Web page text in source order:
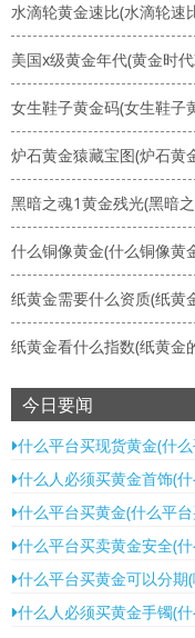
水滴轮黄金速比(水滴轮速
美国x级黄金年代(黄金时
女生鞋子黄金码(女生鞋子
炉石黄金猿藏宝图(炉石黄
黑暗之魂1黄金残光(黑暗
什么铜像黄金(什么铜像黄
纸黄金需要什么资质(纸黄
纸黄金看什么指数(纸黄金
今日要闻
什么平台买现货黄金(什
什么人必须买黄金首饰(
什么平台买黄金(什么平
什么平台买卖黄金安全(
什么平台买黄金可以分期
什么人必须买黄金手镯(